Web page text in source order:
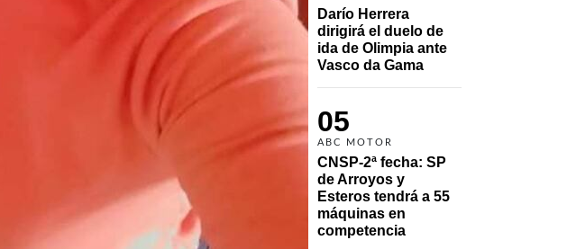
Darío Herrera
dirigirá el duelo de
ida de Olimpia ante
Vasco da Gama
05
ABC MOTOR
CNSP-2ª fecha: SP
de Arroyos y
Esteros tendrá a 55
máquinas en
competencia